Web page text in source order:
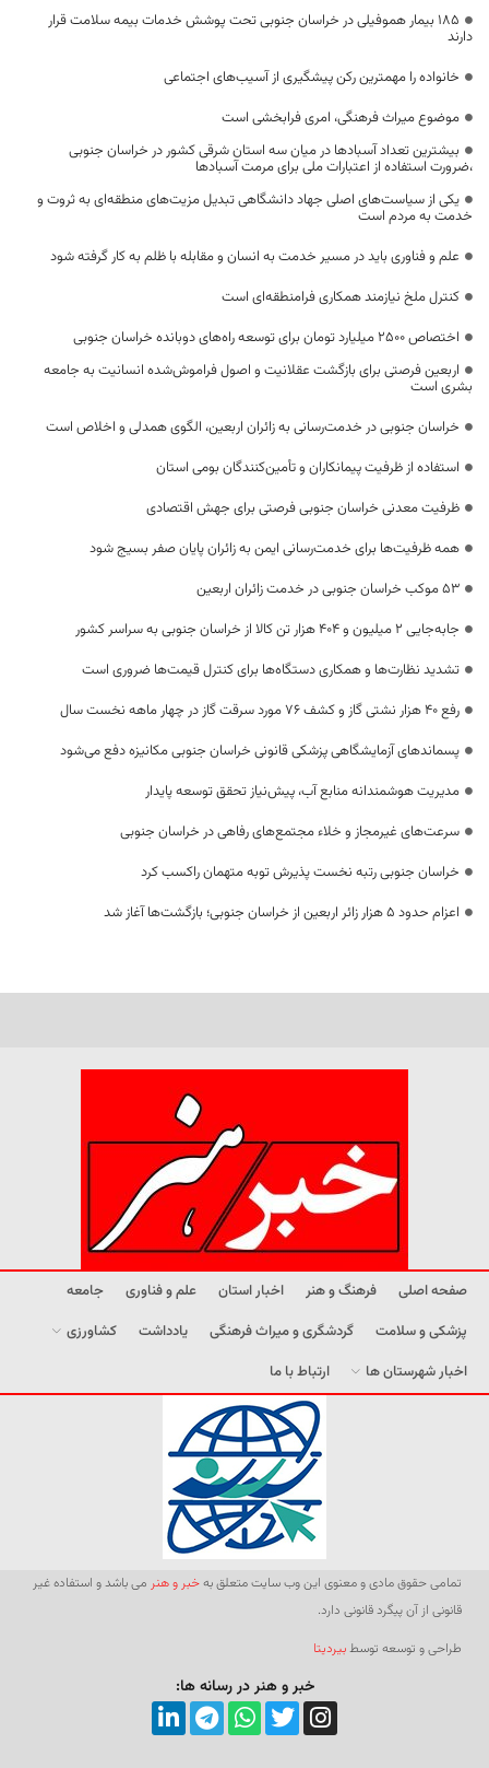
۱۸۵ بیمار هموفیلی در خراسان جنوبی تحت پوشش خدمات بیمه سلامت قرار
دارند
خانواده را مهمترین رکن پیشگیری از آسیب‌های اجتماعی
موضوع میراث فرهنگی، امری فرابخشی است
بیشترین تعداد آسبادها در میان سه استان شرقی کشور در خراسان جنوبی
،ضرورت استفاده از اعتبارات ملی برای مرمت آسبادها
یکی از سیاست‌های اصلی جهاد دانشگاهی تبدیل مزیت‌های منطقه‌ای به ثروت و
خدمت به مردم است
علم و فناوری باید در مسیر خدمت به انسان و مقابله با ظلم به کار گرفته شود
کنترل ملخ نیازمند همکاری فرامنطقه‌ای است
اختصاص 2500 میلیارد تومان برای توسعه راه‌های دوبانده خراسان جنوبی
اربعین فرصتی برای بازگشت عقلانیت و اصول فراموش‌شده انسانیت به جامعه
بشری است
خراسان جنوبی در خدمت‌رسانی به زائران اربعین، الگوی همدلی و اخلاص است
استفاده از ظرفیت پیمانکاران و تأمین‌کنندگان بومی استان
ظرفیت معدنی خراسان جنوبی فرصتی برای جهش اقتصادی
همه ظرفیت‌ها برای خدمت‌رسانی ایمن به زائران پایان صفر بسیج شود
53 موکب خراسان جنوبی در خدمت زائران اربعین
جابه‌جایی 2 میلیون و 404 هزار تن کالا از خراسان جنوبی به سراسر کشور
تشدید نظارت‌ها و همکاری دستگاه‌ها برای کنترل قیمت‌ها ضروری است
رفع 40 هزار نشتی گاز و کشف 76 مورد سرقت گاز در چهار ماهه نخست سال
پسماندهای آزمایشگاهی پزشکی قانونی خراسان جنوبی مکانیزه دفع می‌شود
مدیریت هوشمندانه منابع آب، پیش‌نیاز تحقق توسعه پایدار
سرعت‌های غیرمجاز و خلاء مجتمع‌های رفاهی در خراسان جنوبی
خراسان جنوبی رتبه نخست پذیرش توبه متهمان راکسب کرد
اعزام حدود 5 هزار زائر اربعین از خراسان جنوبی؛ بازگشت‌ها آغاز شد
صفحه اصلی فرهنگ و هنر اخبار استان علم و فناوری
جامعه
پزشکی و سلامت
گردشگری و میراث فرهنگی یادداشت
کشاورزی
اخبار شهرستان ها
ارتباط با ما
تمامی حقوق مادی و معنوی این وب سایت متعلق بهخبر و هنر می باشد و استفاده غیر
قانونی از آن پیگرد قانونی دارد.
طراحی و توسعه توسطبیردیتا
خبر و هنر در رسانه ها: